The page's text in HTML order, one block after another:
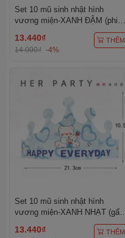
Set 10 mũ sinh nhật hình
vương miện-XANH ĐẬM (phi
13.440₫
14.000₫ -4%
THÊM
Set 10 mũ sinh nhật hình
vương miện-XANH NHẠT (gấu
13.440₫ THÊM